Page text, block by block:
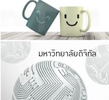
มหาวิทยาลัยดิจิทัล